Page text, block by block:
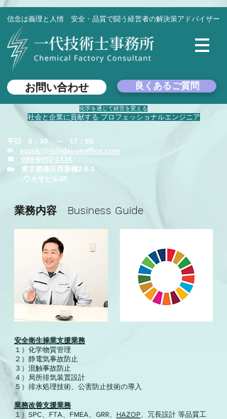
信念は義理と人情 安全・品質で闘う経営者の解決策アドバイザー
お問い合わせ 良くあるご質問
化学を通じて経営を変える
社会と企業に貢献する プロフェッショナルエンジニア
平日 8：30 ～ 17：00
✉ suzuki@ichidai-peoffice.com
☎ 080-6002-1436
🏡 東京都港区西新橋2-8-1
​ ワカサビル4F
業務内容 Business Guide
安全衛生操業支援​業務
１）化学物質管理
２）静電気事故防止
３）混触事故防止
４）局所排気装置設計
５）排水処理技術、公害防止技術の導入
業務改善支援業務
１）SPC、FTA、FMEA、GRR、 HAZOP 、冗長設計 等品質工